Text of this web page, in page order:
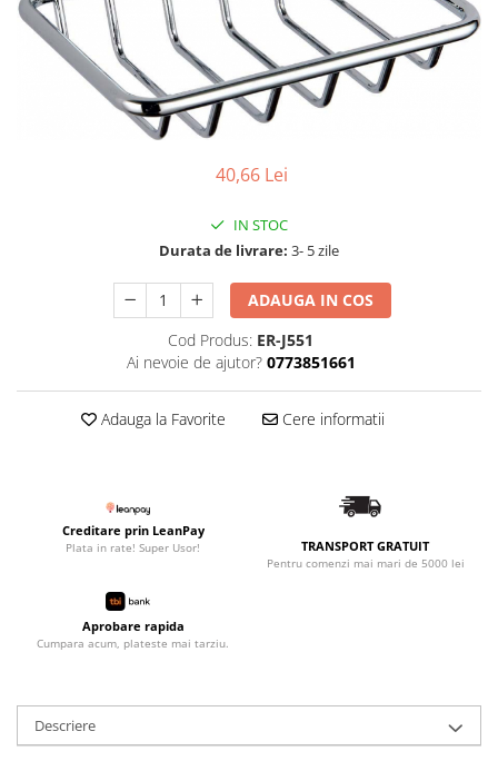
40,66 Lei
IN STOC
Durata de livrare: 3- 5 zile
ADAUGA IN COS
Cod Produs: ER-J551
Ai nevoie de ajutor? 0773851661
Adauga la Favorite Cere informatii
Creditare prin LeanPay
Plata in rate! Super Usor! TRANSPORT GRATUIT
Pentru comenzi mai mari de 5000 lei
Aprobare rapida
Cumpara acum, plateste mai tarziu.
Descriere